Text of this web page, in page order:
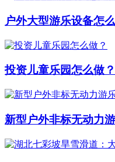
户外大型游乐设备怎
投资儿童乐园怎么做？
新型户外非标无动力